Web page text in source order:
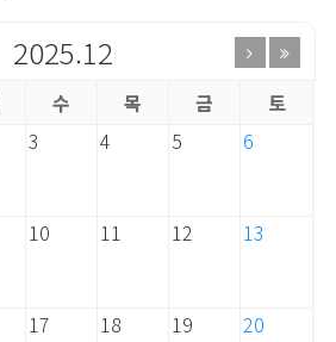
2025.12
수 목 금
토
3 4 5 6
10 11 12 13
17 18 19 20